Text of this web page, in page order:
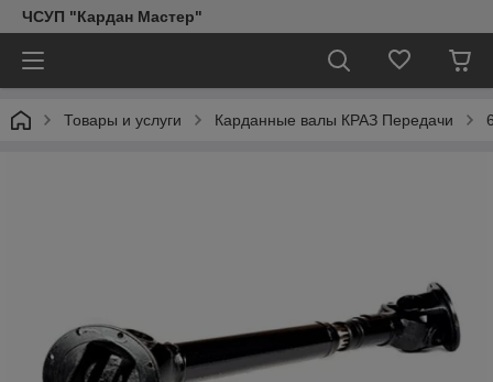
ЧСУП "Кардан Мастер"
Товары и услуги Карданные валы КРАЗ Передачи